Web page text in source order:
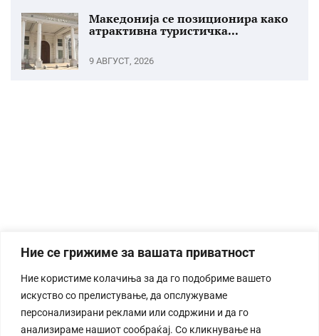
Ние се грижиме за вашата приватност
Ние користиме колачиња за да го подобриме вашето
искуство со прелистување, да опслужуваме
персонализирани реклами или содржини и да го
анализираме нашиот сообраќај. Со кликнување на
Македонија се позиционира како
атрактивна туристичка...
9 АВГУСТ, 2026